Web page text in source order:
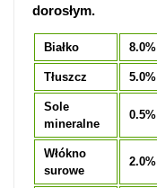
dorosłym.
Białko 8.0%
Tłuszcz 5.0%
Sole
mineralne
0.5%
Włókno
surowe
2.0%